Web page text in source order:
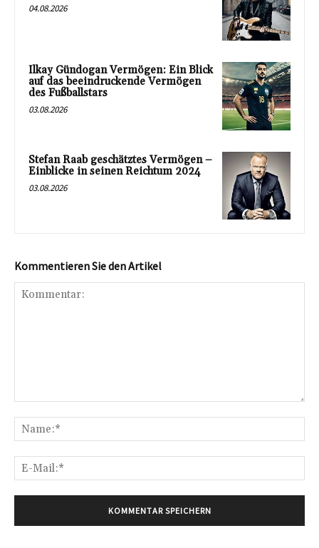
04.08.2026
Ilkay Gündogan Vermögen: Ein Blick
auf das beeindruckende Vermögen
des Fußballstars
03.08.2026
Stefan Raab geschätztes Vermögen –
Einblicke in seinen Reichtum 2024
03.08.2026
Kommentieren Sie den Artikel